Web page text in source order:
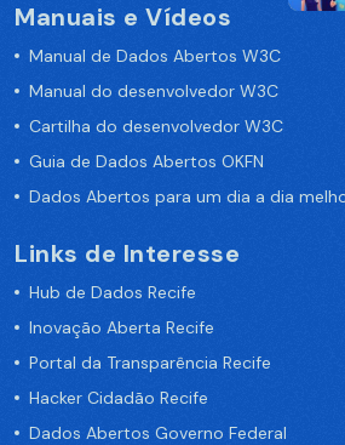
Manuais e Vídeos
Manual de Dados Abertos W3C
Manual do desenvolvedor W3C
Cartilha do desenvolvedor W3C
Guia de Dados Abertos OKFN
Dados Abertos para um dia a dia
Links de Interesse
Hub de Dados Recife
Inovação Aberta Recife
Portal da Transparência Recife
Hacker Cidadão Recife
Dados Abertos Governo Federal